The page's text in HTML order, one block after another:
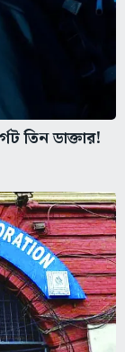
তিন ডাক্তার!